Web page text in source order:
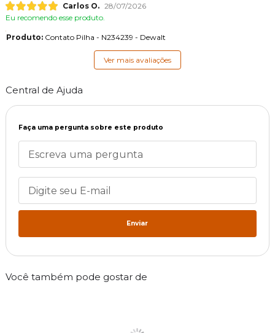
Carlos O. 28/07/2026
Eu recomendo esse produto.
Produto:Contato Pilha - N234239 - Dewalt
Ver mais avaliações
Central de Ajuda
Faça uma pergunta sobre este produto
Enviar
Você também pode gostar de